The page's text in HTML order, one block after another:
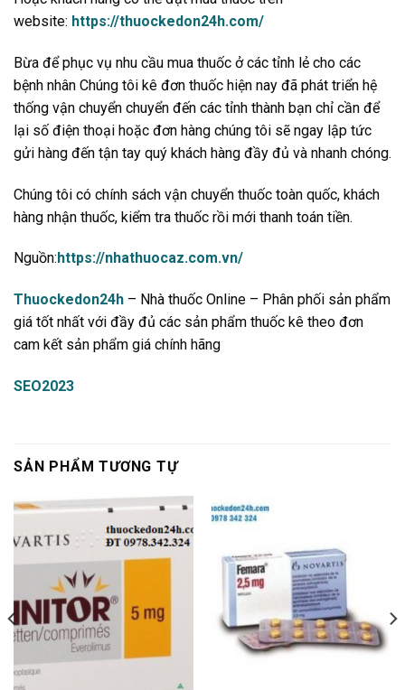
website: https://thuockedon24h.com/
Bừa để phục vụ nhu cầu mua thuốc ở các tỉnh lẻ cho các
bệnh nhân Chúng tôi kê đơn thuốc hiện nay đã phát triển hệ
thống vận chuyển chuyển đến các tỉnh thành bạn chỉ cần để
lại số điện thoại hoặc đơn hàng chúng tôi sẽ ngay lập tức
gửi hàng đến tận tay quý khách hàng đầy đủ và nhanh chóng.
Chúng tôi có chính sách vận chuyển thuốc toàn quốc, khách
hàng nhận thuốc, kiểm tra thuốc rồi mới thanh toán tiền.
Nguồn: https://nhathuocaz.com.vn/
Thuockedon24h – Nhà thuốc Online – Phân phối sản phẩm
giá tốt nhất với đầy đủ các sản phẩm thuốc kê theo đơn
cam kết sản phẩm giá chính hãng
SEO2023
SẢN PHẨM TƯƠNG TỰ